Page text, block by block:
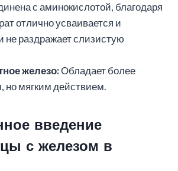
с аминокислотой, благодаря
отлично усваивается и
не раздражает слизистую
железо:Обладает более
но мягким действием.
введение
с железом в